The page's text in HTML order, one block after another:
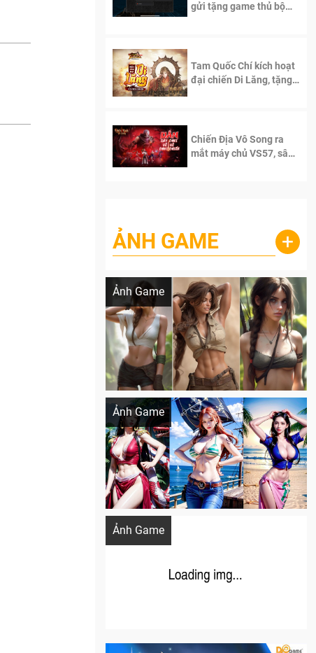
gửi tặng game thủ bộ
Tam Quốc Chí kích hoạt
đại chiến Di Lăng, tặng
Chiến Địa Vô Song ra
mắt máy chủ VS57, sân
ẢNH GAME +
Ảnh Game
Lala Croft vừa nóng vừa xinh dưới nét vẽ
Ảnh Game
Khi AI Cosplay gái đẹp One Piece
Ảnh Game
Cosplay Xiangling siêu cute